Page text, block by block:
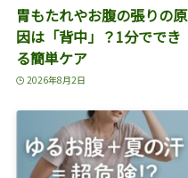
胃もたれやお腹の張りの原
因は「背中」？1分ででき
る簡単ケア
2026年8月2日